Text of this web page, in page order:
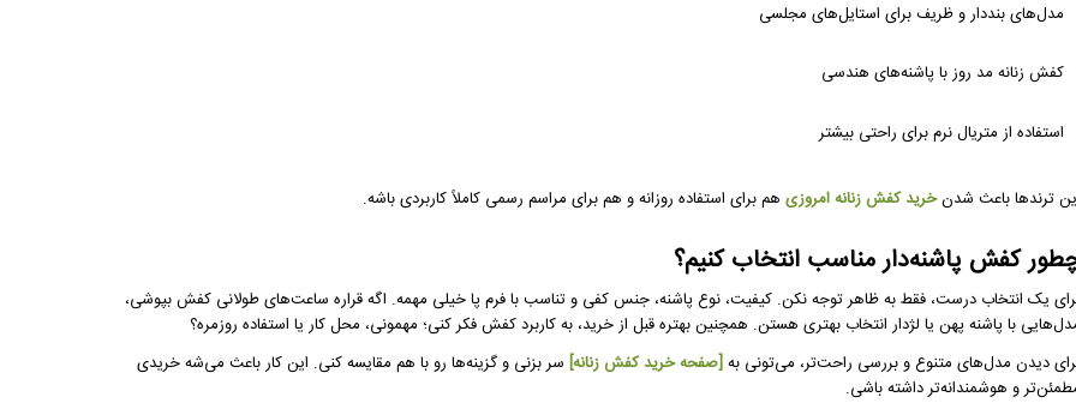
مدل‌های بنددار و ظریف برای استایل‌های مجلسی
کفش زنانه مد روز با پاشنه‌های هندسی
استفاده از متریال نرم برای راحتی بیشتر
ترندها باعث شدنخرید کفش زنانه امروزیهم برای استفاده روزانه و هم برای مراسم رسمی کاملاً کاربردی باشه.
کفش پاشنه‌دار مناسب انتخاب کنیم؟
یک انتخاب درست، فقط به ظاهر توجه نکن. کیفیت، نوع پاشنه، جنس کفی و تناسب با فرم پا خیلی مهمه. اگه قراره ساعت‌های طولانی کفش بپوشی،
با پاشنه پهن یا لژدار انتخاب بهتری هستن. همچنین بهتره قبل از خرید، به کاربرد کفش فکر کنی؛ مهمونی، محل کار یا استفاده روزمره؟
دیدن مدل‌های متنوع و بررسی راحت‌تر، می‌تونی به[صفحه خرید کفش زنانه] سر بزنی و گزینه‌ها رو با هم مقایسه کنی. این کار باعث می‌شه خریدی
و هوشمندانه‌تر داشته باشی.